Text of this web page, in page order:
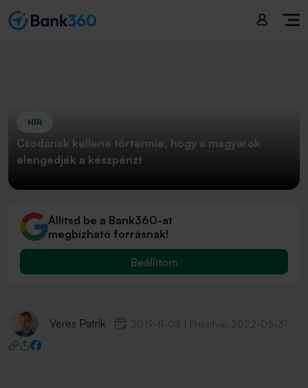
HÍR
Csodának kellene történnie, hogy a magyarok
elengedjék a készpénzt
Állítsd be a Bank360-at
megbízható forrásnak!
Beállítom
Veres Patrik 2019-11-08 Frissítve: 2022-05-31